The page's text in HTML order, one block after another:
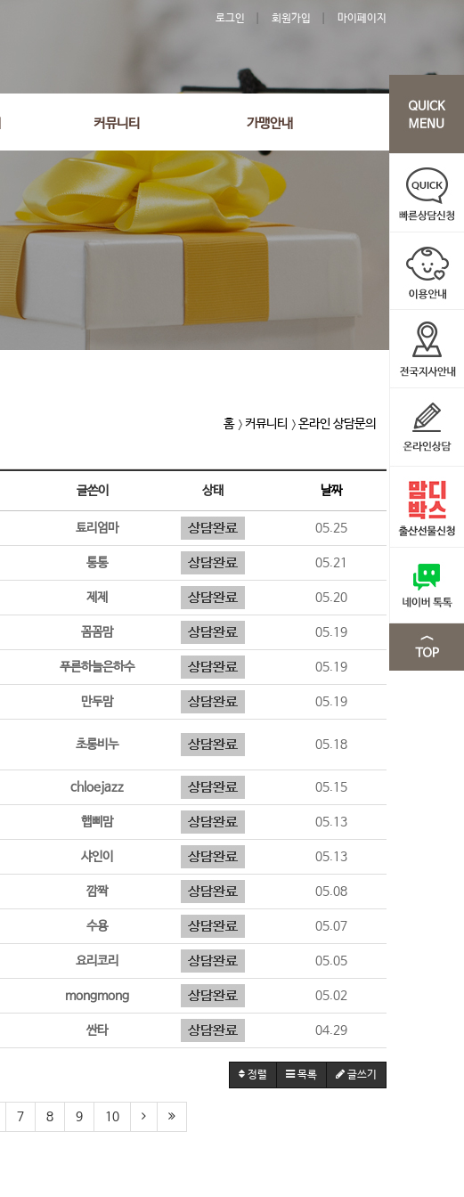
로그인 회원가입 마이페이지
커뮤니티 가맹안내
홈 커뮤니티 온라인 상담문의
글쓴이 상태 날짜
툐리엄마 05.25
통통 05.21
제제 05.20
꼼꼼맘 05.19
푸른하늘은하수 05.19
만두맘 05.19
초롱비누 05.18
chloejazz 05.15
햅삐맘 05.13
샤인이 05.13
깜짝 05.08
수용 05.07
요리코리 05.05
mongmong 05.02
싼타 04.29
정렬 목록 글쓰기
7 8 9 10